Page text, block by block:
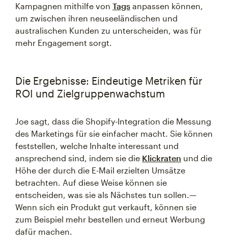
Kampagnen mithilfe von Tags anpassen können,
um zwischen ihren neuseeländischen und
australischen Kunden zu unterscheiden, was für
mehr Engagement sorgt.
Die Ergebnisse: Eindeutige Metriken für
ROI und Zielgruppenwachstum
Joe sagt, dass die Shopify-Integration die Messung
des Marketings für sie einfacher macht. Sie können
feststellen, welche Inhalte interessant und
ansprechend sind, indem sie die Klickraten und die
Höhe der durch die E-Mail erzielten Umsätze
betrachten. Auf diese Weise können sie
entscheiden, was sie als Nächstes tun sollen.—
Wenn sich ein Produkt gut verkauft, können sie
zum Beispiel mehr bestellen und erneut Werbung
dafür machen.